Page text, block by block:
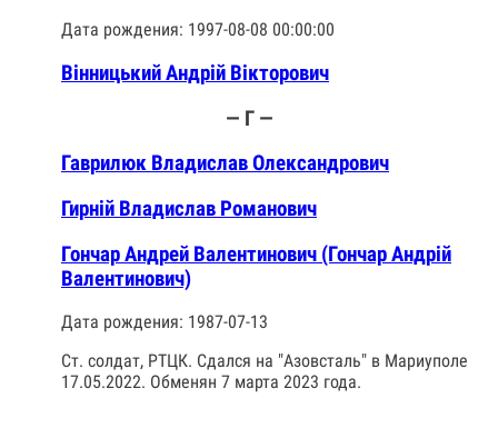
Дата рождения: 1997-08-08 00:00:00
Вінницький Андрій Вікторович
— Г —
Гаврилюк Владислав Олександрович
Гирній Владислав Романович
Гончар Андрей Валентинович (Гончар Андрій
Валентинович)
Дата рождения: 1987-07-13
Ст. солдат, РТЦК. Сдался на "Азовсталь" в Мариуполе
17.05.2022. Обменян 7 марта 2023 года.